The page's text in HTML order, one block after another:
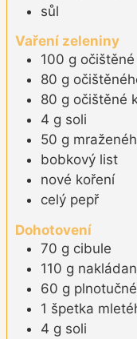
sůl
Vaření zeleniny
100 g
80 g
80 g očištěné
4 g soli
50 g
bobkový list
nové koření
celý pepř
Dohotovení
70 g cibule
110 g
60 g
1 špetka
4 g soli